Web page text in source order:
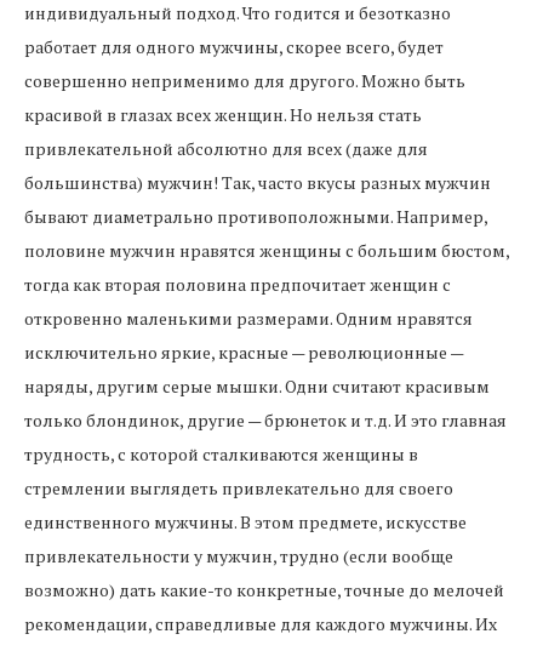
индивидуальный подход. Что годится и безотказно
работает для одного мужчины, скорее всего, будет
совершенно неприменимо для другого. Можно быть
красивой в глазах всех женщин. Но нельзя стать
привлекательной абсолютно для всех (даже для
большинства) мужчин! Так, часто вкусы разных мужчин
бывают диаметрально противоположными. Например,
половине мужчин нравятся женщины с большим бюстом,
тогда как вторая половина предпочитает женщин с
откровенно маленькими размерами. Одним нравятся
исключительно яркие, красные — революционные —
наряды, другим серые мышки. Одни считают красивым
только блондинок, другие — брюнеток и т.д. И это главная
трудность, с которой сталкиваются женщины в
стремлении выглядеть привлекательно для своего
единственного мужчины. В этом предмете, искусстве
привлекательности у мужчин, трудно (если вообще
возможно) дать какие-то конкретные, точные до мелочей
рекомендации, справедливые для каждого мужчины. Их